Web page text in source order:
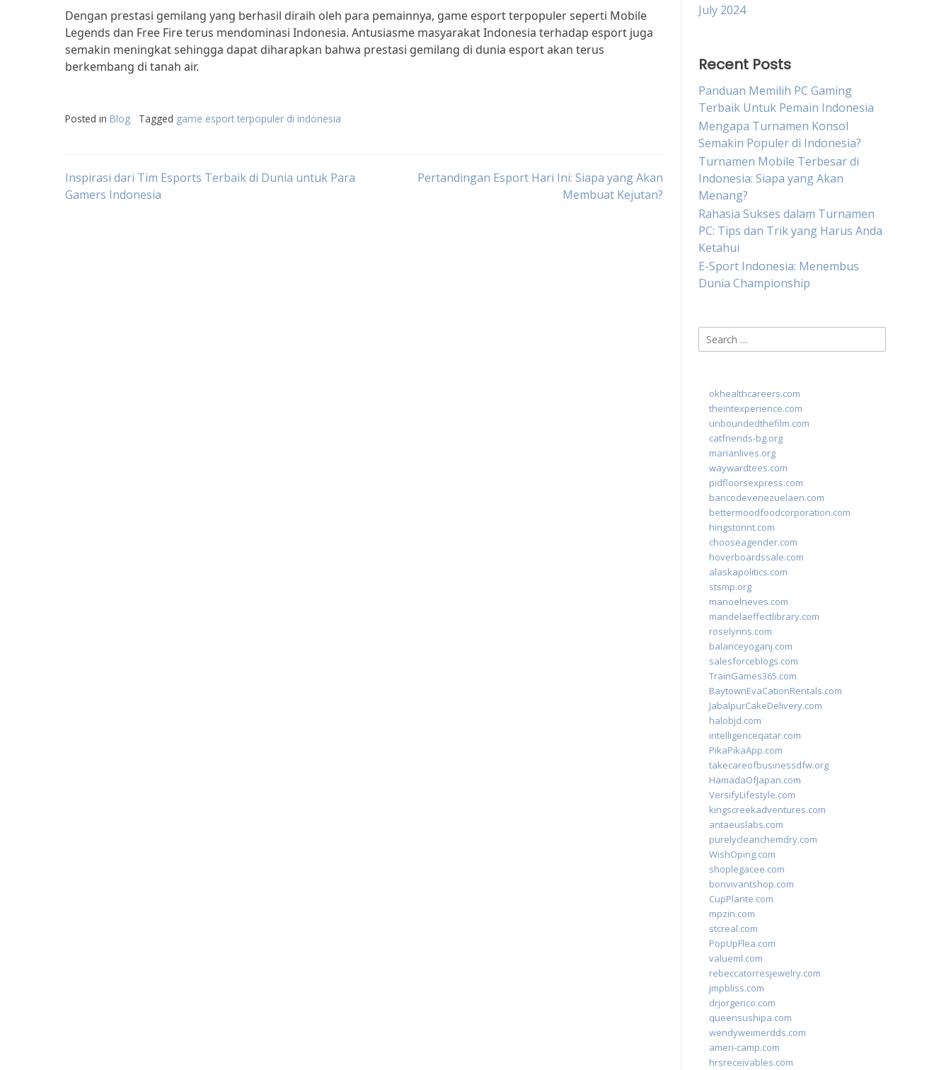
Dengan prestasi gemilang yang berhasil diraih oleh para pemainnya, game esport terpopuler seperti Mobile
Legends dan Free Fire terus mendominasi Indonesia. Antusiasme masyarakat Indonesia terhadap esport juga
semakin meningkat sehingga dapat diharapkan bahwa prestasi gemilang di dunia esport akan terus
berkembang di tanah air.
Posted in Blog Tagged game esport terpopuler di indonesia
Post
Inspirasi dari Tim Esports Terbaik di Dunia untuk Para
Gamers Indonesia
Pertandingan Esport Hari Ini: Siapa yang Akan
Membuat Kejutan?
July 2024
Recent Posts
Panduan Memilih PC Gaming
Terbaik Untuk Pemain Indonesia
Mengapa Turnamen Konsol
Semakin Populer di Indonesia?
Turnamen Mobile Terbesar di
Indonesia: Siapa yang Akan
Menang?
Rahasia Sukses dalam Turnamen
PC: Tips dan Trik yang Harus Anda
Ketahui
E-Sport Indonesia: Menembus
Dunia Championship
Search
for:
okhealthcareers.com
theintexperience.com
unboundedthefilm.com
catfriends-bg.org
marianlives.org
waywardtees.com
pidfloorsexpress.com
bancodevenezuelaen.com
bettermoodfoodcorporation.com
hingstonnt.com
chooseagender.com
hoverboardssale.com
alaskapolitics.com
stsmp.org
manoelneves.com
mandelaeffectlibrary.com
roselynns.com
balanceyoganj.com
salesforceblogs.com
TrainGames365.com
BaytownEvaCationRentals.com
JabalpurCakeDelivery.com
halobjd.com
intelligenceqatar.com
PikaPikaApp.com
takecareofbusinessdfw.org
HamadaOfJapan.com
VersifyLifestyle.com
kingscreekadventures.com
antaeuslabs.com
purelycleanchemdry.com
WishOping.com
shoplegacee.com
bonvivantshop.com
CupPlante.com
mpzin.com
stcreal.com
PopUpFlea.com
valueml.com
rebeccatorresjewelry.com
jmpbliss.com
drjorgerico.com
queensushipa.com
wendyweimerdds.com
ameri-camp.com
hrsreceivables.com